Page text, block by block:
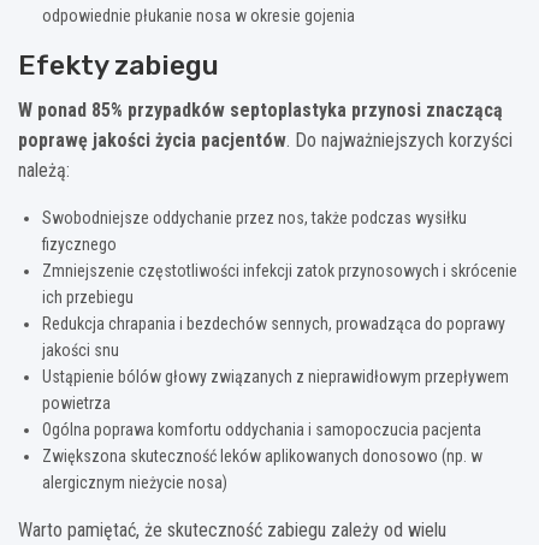
odpowiednie płukanie nosa w okresie gojenia
Efekty zabiegu
W ponad 85% przypadków septoplastyka przynosi znaczącą
poprawę jakości życia pacjentów. Do najważniejszych korzyści
należą:
Swobodniejsze oddychanie przez nos, także podczas wysiłku
fizycznego
Zmniejszenie częstotliwości infekcji zatok przynosowych i skrócenie
ich przebiegu
Redukcja chrapania i bezdechów sennych, prowadząca do poprawy
jakości snu
Ustąpienie bólów głowy związanych z nieprawidłowym przepływem
powietrza
Ogólna poprawa komfortu oddychania i samopoczucia pacjenta
Zwiększona skuteczność leków aplikowanych donosowo (np. w
alergicznym nieżycie nosa)
Warto pamiętać, że skuteczność zabiegu zależy od wielu